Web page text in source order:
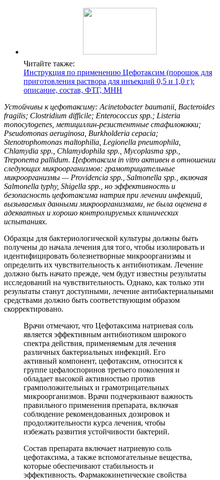
Читайте также:
Инструкция по применению Цефотаксим (порошок для
приготовления раствора для инъекций 0,5 и 1,0 г):
описание, состав, ФТГ, МНН
Устойчивы к цефотаксиму: Acinetobacter baumanii Bacteroides
fragilis; Clostridium difficile; Enterococcus spp.; Listeria
monocytogenes метициллин-резистентные стафилококки;
Pseudomonas aeruginosa Burkholderia cepacia;
Stenotrophomonas maltophilia Legionella pneumophila
Chlamydia spp., Chlamydophila spp., Mycoplasma spp.,
Treponema pallidum. Цефотаксим in vitro активен в отношении
следующих микроорганизмов: грамотрицательные
микроорганизмы — Providencia spp., Salmonella spp., включая
Salmonella typhy, Shigella spp., но эффективность и
безопасность цефотаксима натрия при лечении инфекций,
вызываемых данными микроорганизмами, не была оценена в
адекватных и хорошо контролируемых клинических
испытаниях.
Образцы для бактериологической культуры должны быть
получены до начала лечения для того, чтобы изолировать и
идентифицировать болезнетворные микроорганизмы и
определить их чувствительность к антибиотикам. Лечение
должно быть начато прежде, чем будут известны результаты
исследований на чувствительность. Однако, как только эти
результаты станут доступными, лечение антибактериальными
средствами должно быть соответствующим образом
скорректировано.
Врачи отмечают, что Цефотаксима натриевая соль
является эффективным антибиотиком широкого
спектра действия, применяемым для лечения
различных бактериальных инфекций. Его
активный компонент, цефотаксим, относится к
группе цефалоспоринов третьего поколения и
обладает высокой активностью против
грамположительных и грамотрицательных
микроорганизмов. Врачи подчеркивают важность
правильного применения препарата, включая
соблюдение рекомендованных дозировок и
продолжительности курса лечения, чтобы
избежать развития устойчивости бактерий.
Состав препарата включает натриевую соль
цефотаксима, а также вспомогательные вещества,
которые обеспечивают стабильность и
эффективность. Фармакокинетические свойства